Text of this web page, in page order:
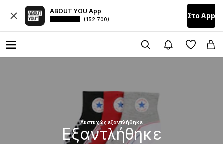
ABOUT YOU App
(152.700) Στο Αpp
Δυστυχώς εξαντλήθηκε
Εξαντλήθηκε